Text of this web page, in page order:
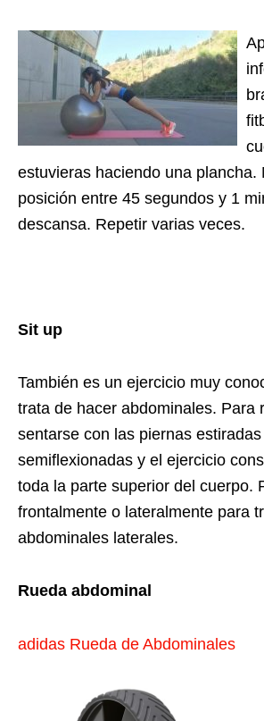
estuvieras haciendo una plancha.
posición entre 45 segundos y 1
descansa. Repetir varias veces.
Sit up
También es un ejercicio muy
trata de hacer abdominales. Para
sentarse con las piernas
semiflexionadas y el ejercicio
toda la parte superior del cuerpo.
frontalmente o lateralmente para
abdominales laterales.
Rueda abdominal
adidas Rueda de Abdominales